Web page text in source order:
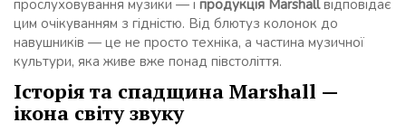
прослуховування музики — і продукція Marshallвідповідає
цим очікуванням з гідністю. Від блютуз колонок до
навушників — це не просто техніка, а частина музичної
культури, яка живе вже понад півстоліття.
Історія та спадщина Marshall —
ікона світу звуку